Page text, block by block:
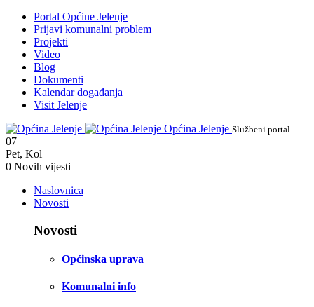
Portal Općine Jelenje
Prijavi komunalni problem
Projekti
Video
Blog
Dokumenti
Kalendar događanja
Visit Jelenje
Općina Jelenje Službeni portal
07
Pet, Kol
0 Novih vijesti
Naslovnica
Novosti
Novosti
Općinska uprava
Komunalni info